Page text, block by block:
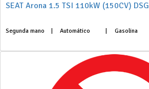
SEAT Arona 1.5 TSI 110kW (150CV)
Segunda mano Automático Gasolina